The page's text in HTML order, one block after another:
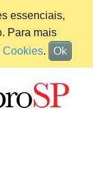
essenciais,
Para mais
Cookies. Ok